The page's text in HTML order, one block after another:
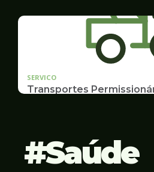
Documentação,
SERVICO
Transportes
Saúde